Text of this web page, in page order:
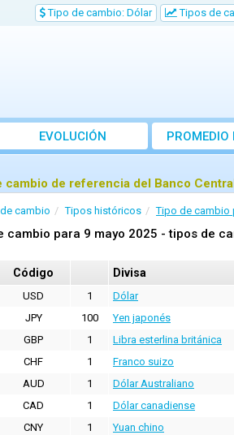
Tipo de cambio: Dólar Tipos de
EVOLUCIÓN PROMEDIO
cambio de referencia del Banco
cambio Tipos históricos Tipo de cambio
cambio para 9 mayo 2025 - tipos de
Código Divisa
USD 1 Dólar
JPY
100 Yen japonés
GBP
1 Libra esterlina británica
CHF
1 Franco suizo
AUD
1 Dólar Australiano
CAD
1 Dólar canadiense
CNY
1 Yuan chino